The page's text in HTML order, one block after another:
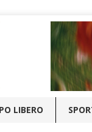
LIBERO